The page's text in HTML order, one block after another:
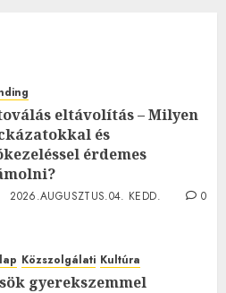
eltávolítás – Milyen
és
érdemes
2026.AUGUSZTUS.04. KEDD.
0
Közszolgálati Kultúra
gyerekszemmel